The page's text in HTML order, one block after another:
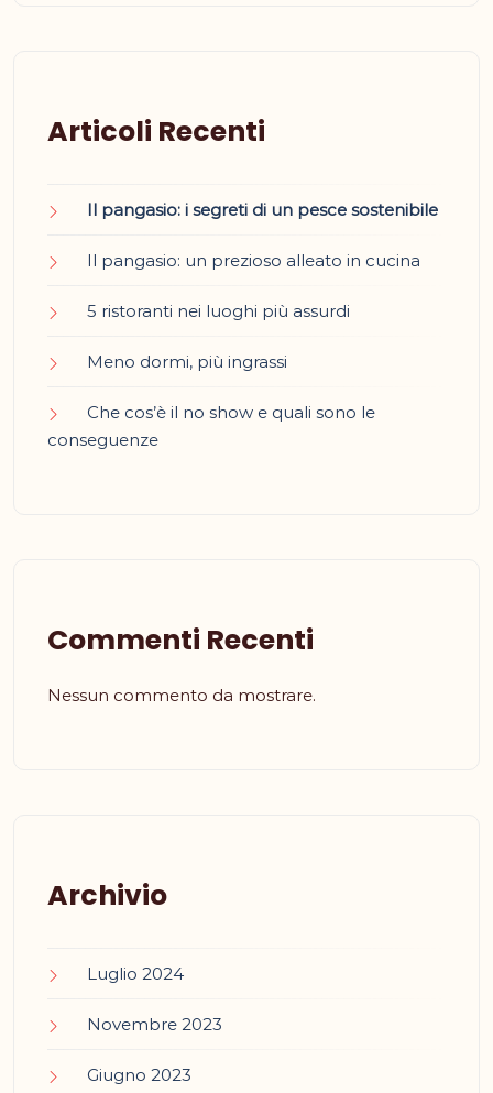
Articoli Recenti
Il pangasio: i segreti di un pesce sostenibile
Il pangasio: un prezioso alleato in cucina
5 ristoranti nei luoghi più assurdi
Meno dormi, più ingrassi
Che cos’è il no show e quali sono le
conseguenze
Commenti Recenti
Nessun commento da mostrare.
Archivio
Luglio 2024
Novembre 2023
Giugno 2023